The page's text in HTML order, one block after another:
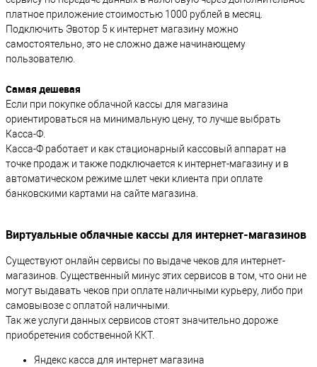
платное приложение стоимостью 1000 рублей в месяц.
Подключить Эвотор 5 к интернет магазину можно
самостоятельно, это не сложно даже начинающему
пользователю.
Самая дешевая
Если при покупке облачной кассы для магазина
ориентироваться на минимальную цену, то лучше выбрать
Касса-Ф.
Касса-Ф работает и как стационарный кассовый аппарат на
точке продаж и также подключается к интернет-магазину и в
автоматическом режиме шлет чеки клиента при оплате
банковскими картами на сайте магазина.
Виртуальные облачные кассы для интернет-магазинов
Существуют онлайн сервисы по выдаче чеков для интернет-
магазинов. Существенный минус этих сервисов в том, что они не
могут выдавать чеков при оплате наличными курьеру, либо при
самовывозе с оплатой наличными.
Так же услуги данных сервисов стоят значительно дороже
приобретения собственной ККТ.
Яндекс касса для интернет магазина